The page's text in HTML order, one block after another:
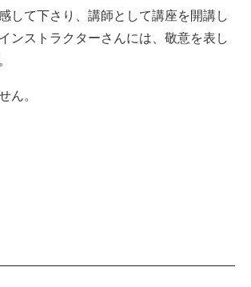
して下さり、講師として講座を開講し
ンストラクターさんには、敬意を表し
ん。